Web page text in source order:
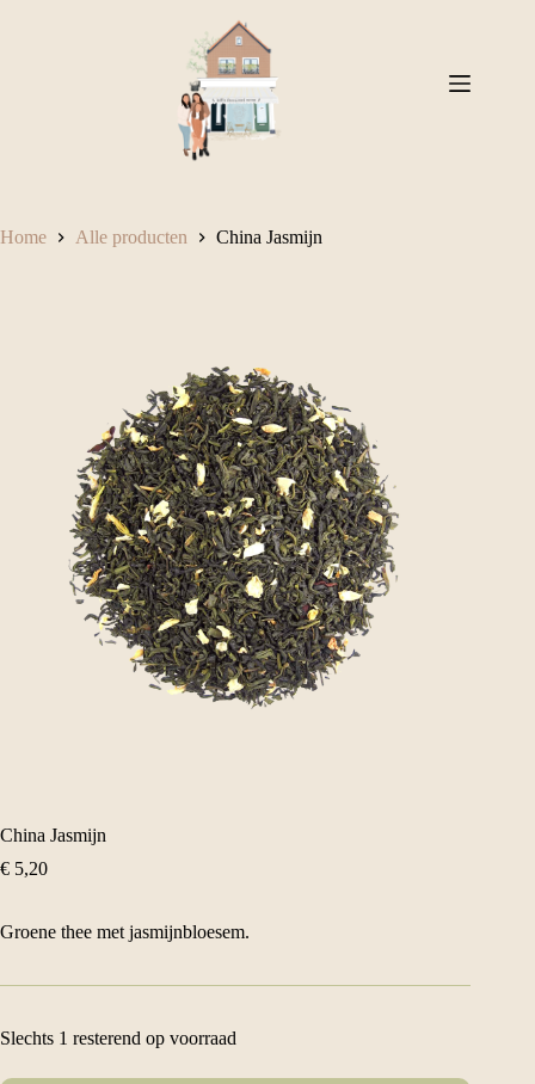
Home Alle producten China Jasmijn
China Jasmijn
€ 5,20
Groene thee met jasmijnbloesem.
Slechts 1 resterend op voorraad